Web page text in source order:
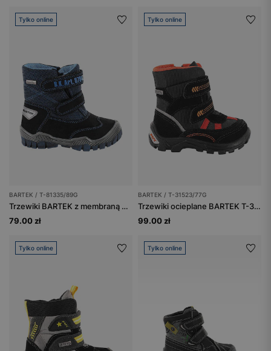
Tylko online
BARTEK / T-81335/89G
Trzewiki BARTEK z membraną Sympatex Reflexion BARTEK T-81335/89G
79.00 zł
Tylko online
BARTEK / T-31523/77G
Trzewiki ocieplane BARTEK T-31523/77G, czarno-pomarańczowy
99.00 zł
Tylko online Tylko online